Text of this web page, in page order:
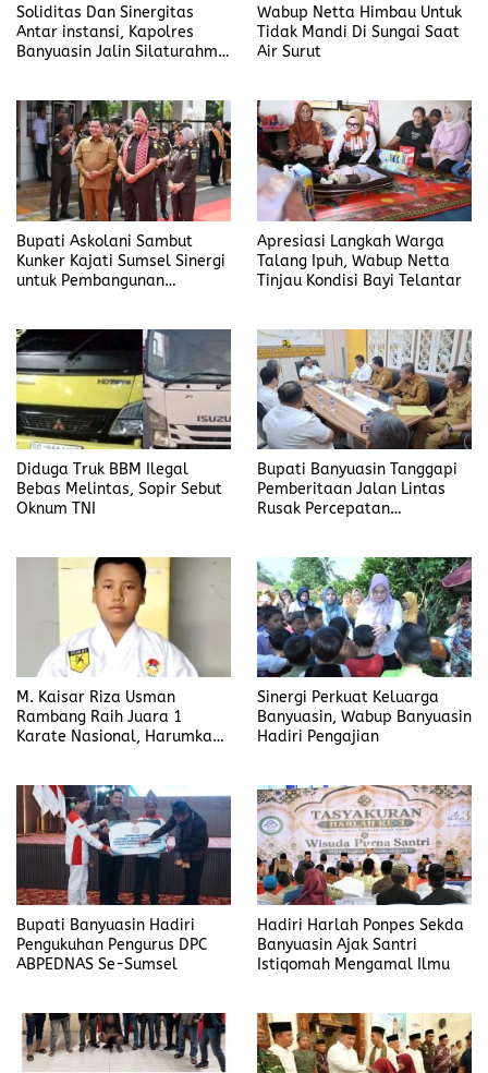
Soliditas Dan Sinergitas
Antar instansi, Kapolres
Banyuasin Jalin Silaturahmi
Wabup Netta Himbau Untuk
Tidak Mandi Di Sungai Saat
Air Surut
Bupati Askolani Sambut
Kunker Kajati Sumsel Sinergi
untuk Pembangunan
Apresiasi Langkah Warga
Talang Ipuh, Wabup Netta
Tinjau Kondisi Bayi Telantar
Diduga Truk BBM Ilegal
Bebas Melintas, Sopir Sebut
Oknum TNI
Bupati Banyuasin Tanggapi
Pemberitaan Jalan Lintas
Rusak Percepatan
M. Kaisar Riza Usman
Rambang Raih Juara 1
Karate Nasional, Harumkan
Sinergi Perkuat Keluarga
Banyuasin, Wabup Banyuasin
Hadiri Pengajian
Bupati Banyuasin Hadiri
Pengukuhan Pengurus DPC
ABPEDNAS Se-Sumsel
Hadiri Harlah Ponpes Sekda
Banyuasin Ajak Santri
Istiqomah Mengamal Ilmu